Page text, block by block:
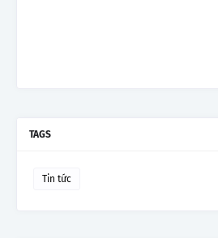
TAGS
Tin tức